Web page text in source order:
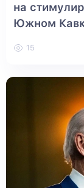
на
Южном
15